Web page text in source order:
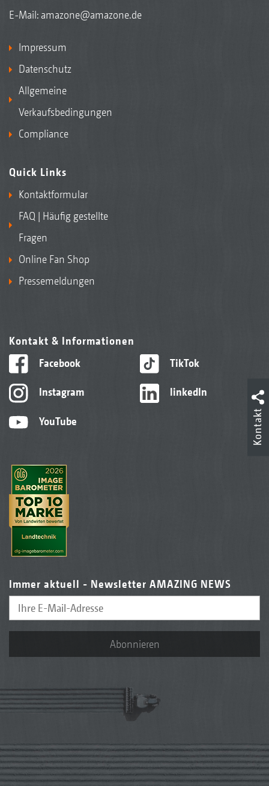
E-Mail: amazone@amazone.de
Impressum
Datenschutz
Allgemeine
Verkaufsbedingungen
Compliance
Quick Links
Kontaktformular
FAQ | Häufig gestellte
Fragen
Online Fan Shop
Pressemeldungen
Kontakt & Informationen
Facebook
Instagram
YouTube
TikTok
linkedIn
Immer aktuell - Newsletter AMAZING NEWS
Abonnieren
Kontakt